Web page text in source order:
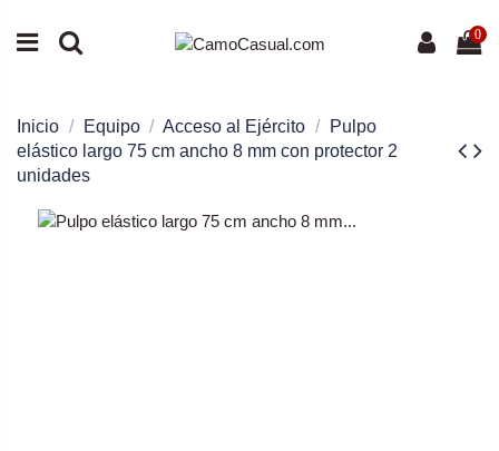
0
Inicio Equipo Acceso al Ejército
Pulpo
elástico largo 75 cm ancho 8 mm con protector 2
unidades